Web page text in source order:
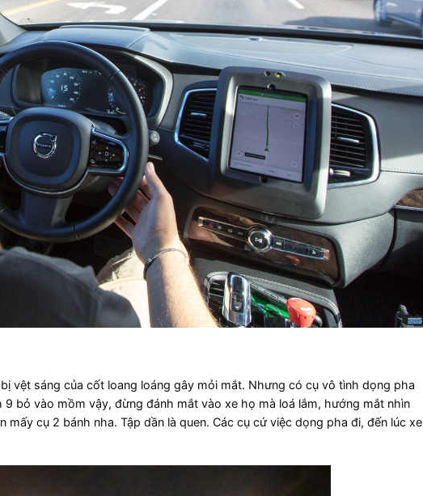
vệt sáng của cốt loang loáng gây mỏi mắt. Nhưng có cụ vô tình dọng pha
bỏ vào mồm vậy, đừng đánh mắt vào xe họ mà loá lắm, hướng mắt nhìn
cụ 2 bánh nha. Tập dần là quen. Các cụ cứ việc dọng pha đi, đến lúc xe